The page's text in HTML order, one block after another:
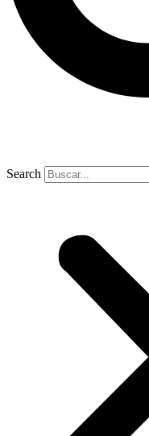
Search